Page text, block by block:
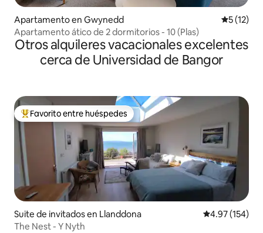
Apartamento en Gwynedd
5 (12)
Apartamento ático de 2 dormitorios - 10 (Plas)
Otros alquileres vacacionales excelentes
cerca de Universidad de Bangor
Favorito entre huéspedes preferido
Favorito entre huéspedes
Suite de invitados en Llanddona Calificación
4.97 (154)
The Nest - Y Nyth